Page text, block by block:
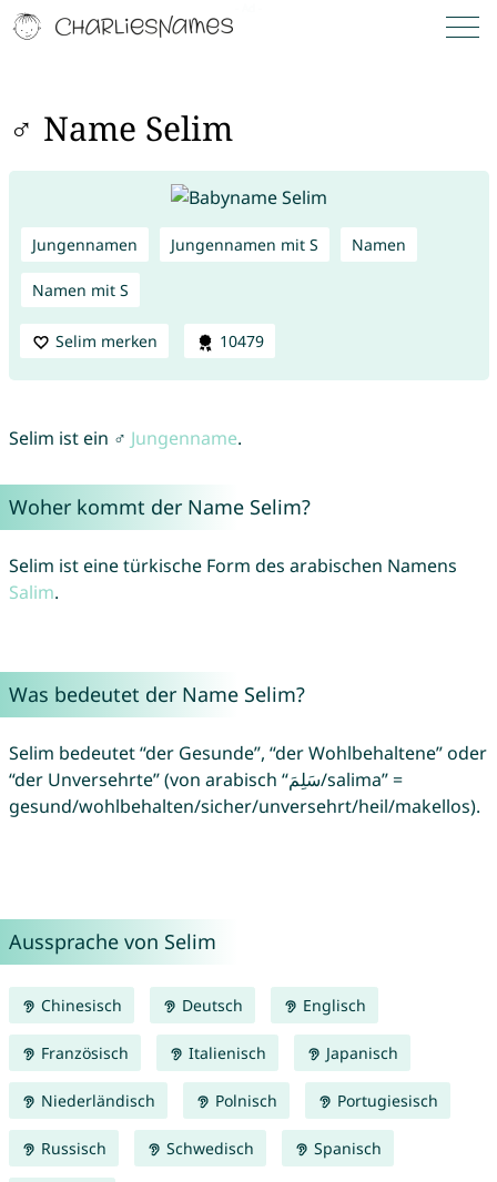
♂ Name Selim
Jungennamen Jungennamen mit S Namen
Namen mit S
Selim merken 10479
Selim ist ein ♂ Jungenname.
Woher kommt der Name Selim?
Selim ist eine türkische Form des arabischen Namens
Salim.
Was bedeutet der Name Selim?
Selim bedeutet “der Gesunde”, “der Wohlbehaltene” oder
“der Unversehrte” (von arabisch “سَلِمَ/salima” =
gesund/wohlbehalten/sicher/unversehrt/heil/makellos).
Aussprache von Selim
Chinesisch Deutsch Englisch
Französisch Italienisch Japanisch
Niederländisch Polnisch Portugiesisch
Russisch Schwedisch Spanisch